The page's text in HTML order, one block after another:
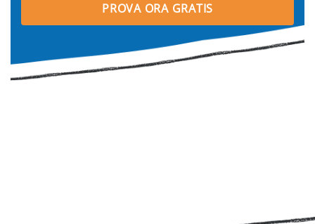
PROVA ORA GRATIS